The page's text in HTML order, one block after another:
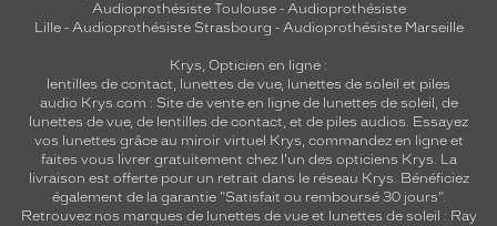
Audioprothésiste Toulouse- Audioprothésiste
Lille- Audioprothésiste Strasbourg - Audioprothésiste Marseille
Krys, Opticien en ligne :
lentilles de contact, lunettes de vue, lunettes de soleil et piles
audio Krys.com : Site de vente en ligne de lunettes de soleil, de
lunettes de vue, de lentilles de contact, et de piles audios. Essayez
vos lunettes grâce au miroir virtuel Krys, commandez en ligne et
faites vous livrer gratuitement chez l'un des opticiens Krys. La
livraison est offerte pour un retrait dans le réseau Krys. Bénéficiez
également de la garantie "Satisfait ou remboursé 30 jours".
Retrouvez nos marques de lunettes de vue et lunettes de soleil : Ray